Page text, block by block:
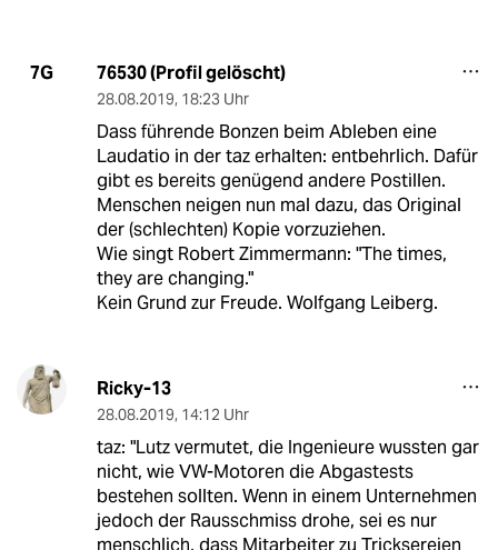
7G 76530 (Profil gelöscht)
28.08.2019, 18:23 Uhr
Dass führende Bonzen beim Ableben eine
Laudatio in der taz erhalten: entbehrlich. Dafür
gibt es bereits genügend andere Postillen.
Menschen neigen nun mal dazu, das Original
der (schlechten) Kopie vorzuziehen.
Wie singt Robert Zimmermann: "The times,
they are changing."
Kein Grund zur Freude. Wolfgang Leiberg.
Ricky-13
28.08.2019, 14:12 Uhr
taz: "Lutz vermutet, die Ingenieure wussten gar
nicht, wie VW-Motoren die Abgastests
bestehen sollten. Wenn in einem Unternehmen
jedoch der Rausschmiss drohe, sei es nur
menschlich, dass Mitarbeiter zu Tricksereien